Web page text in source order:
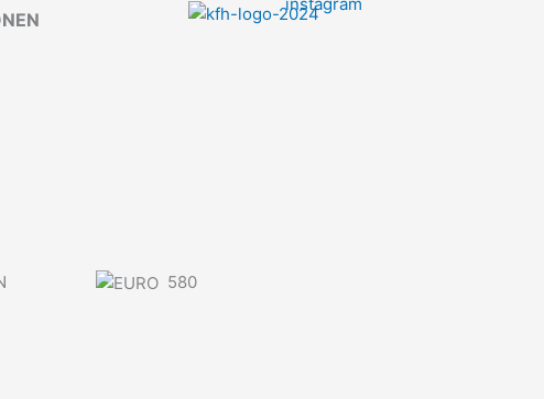
580